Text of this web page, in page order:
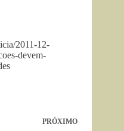
2011-12-
devem-
PRÓXIMO